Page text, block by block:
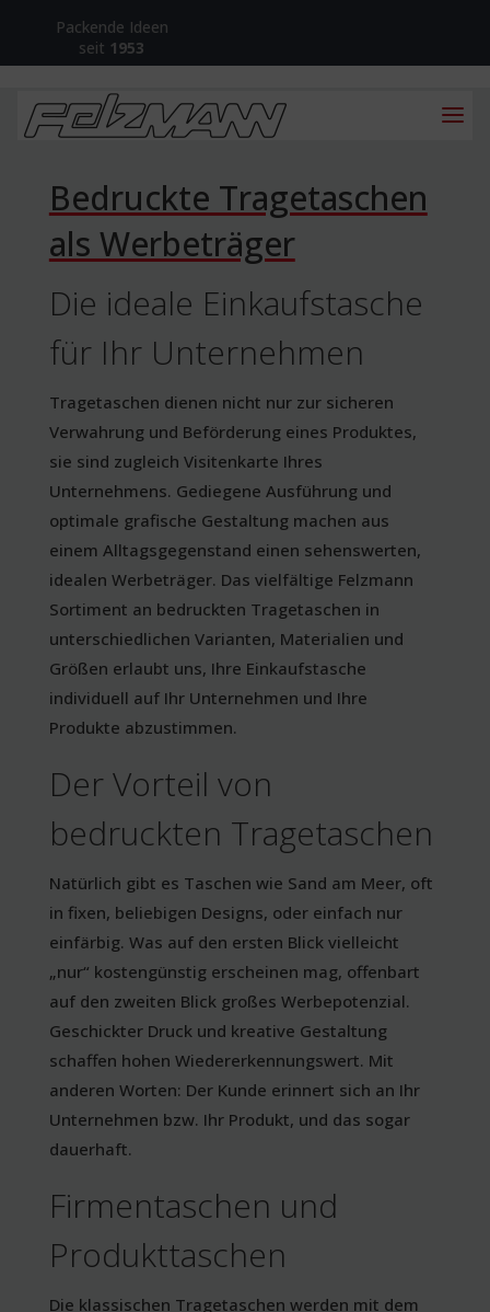
Packende Ideen
seit 1953
Bedruckte Tragetaschen
als Werbeträger
Die ideale Einkaufstasche
für Ihr Unternehmen
Tragetaschen dienen nicht nur zur sicheren
Verwahrung und Beförderung eines Produktes,
sie sind zugleich Visitenkarte Ihres
Unternehmens. Gediegene Ausführung und
optimale grafische Gestaltung machen aus
einem Alltagsgegenstand einen sehenswerten,
idealen Werbeträger. Das vielfältige Felzmann
Sortiment an bedruckten Tragetaschen in
unterschiedlichen Varianten, Materialien und
Größen erlaubt uns, Ihre Einkaufstasche
individuell auf Ihr Unternehmen und Ihre
Produkte abzustimmen.
Der Vorteil von
bedruckten Tragetaschen
Natürlich gibt es Taschen wie Sand am Meer, oft
in fixen, beliebigen Designs, oder einfach nur
einfärbig. Was auf den ersten Blick vielleicht
„nur“ kostengünstig erscheinen mag, offenbart
auf den zweiten Blick großes Werbepotenzial.
Geschickter Druck und kreative Gestaltung
schaffen hohen Wiedererkennungswert. Mit
anderen Worten: Der Kunde erinnert sich an Ihr
Unternehmen bzw. Ihr Produkt, und das sogar
dauerhaft.
Firmentaschen und
Produkttaschen
Die klassischen Tragetaschen werden mit dem